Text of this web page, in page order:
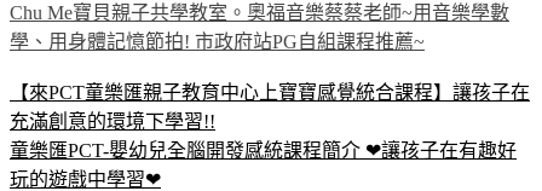
Chu Me寶貝親子共學教室。奧福音樂蔡蔡老師~用音樂學數
學、用身體記憶節拍! 市政府站PG自組課程推薦~
【來PCT童樂匯親子教育中心上寶寶感覺統合課程】讓孩子在
充滿創意的環境下學習!!
童樂匯PCT-嬰幼兒全腦開發感統課程簡介 ❤讓孩子在有趣好
玩的遊戲中學習❤